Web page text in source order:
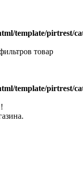
template/pirtrest/
товар
template/pirtrest/